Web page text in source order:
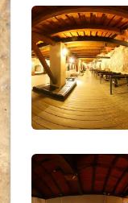
UKR_(19)
UKR_(20)